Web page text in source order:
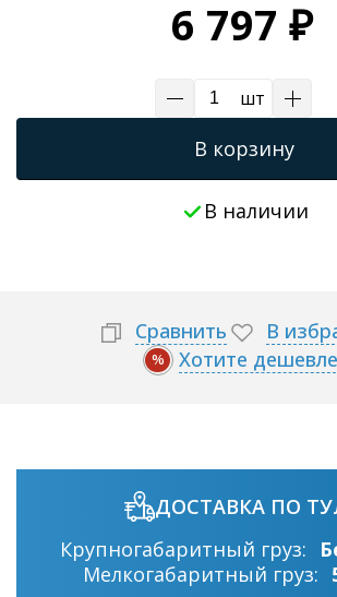
6 797 ₽
шт
В корзину
В наличии
Сравнить В
% Хотите
ДОСТАВКА ПО
Крупногабаритный груз:
Мелкогабаритный груз: